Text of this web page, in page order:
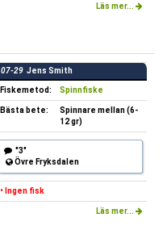
Läs mer...
07-29 Jens Smith
Fiskemetod: Spinnfiske
Bästa bete:
Spinnare mellan (6-
12 gr)
"3"
Övre Fryksdalen
• Ingen fisk
Läs mer...